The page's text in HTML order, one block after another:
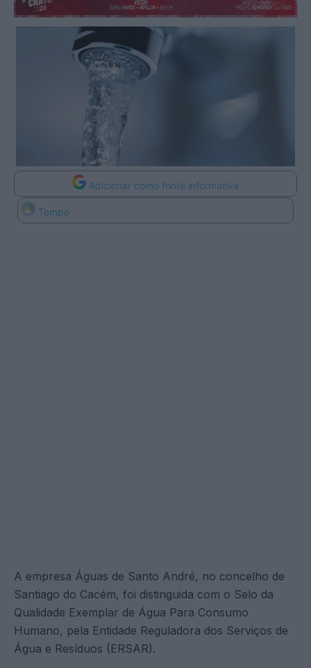
Adicionar como fonte informativa
Tempo
A empresa Águas de Santo André, no concelho de
Santiago do Cacém, foi distinguida com o Selo da
Qualidade Exemplar de Água Para Consumo
Humano, pela Entidade Reguladora dos Serviços de
Água e Resíduos (ERSAR).